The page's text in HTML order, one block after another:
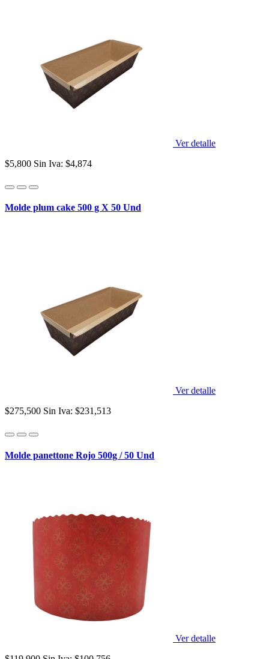
Ver detalle
$5,800 Sin Iva: $4,874
Molde plum cake 500 g X 50 Und
Ver detalle
$275,500 Sin Iva: $231,513
Molde panettone Rojo 500g / 50 Und
Ver detalle